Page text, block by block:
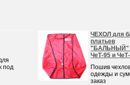
под
ЧЕХОЛ для
платьев
"БАЛЬНЫЙ"
ЧеТ-95 и
Пошив
одежды и
заказ